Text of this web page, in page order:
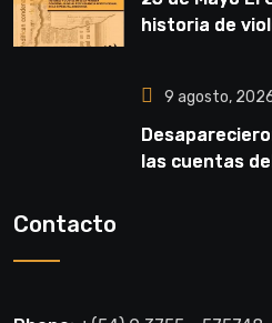
historia de
9 agosto,
las cuentas
Contacto